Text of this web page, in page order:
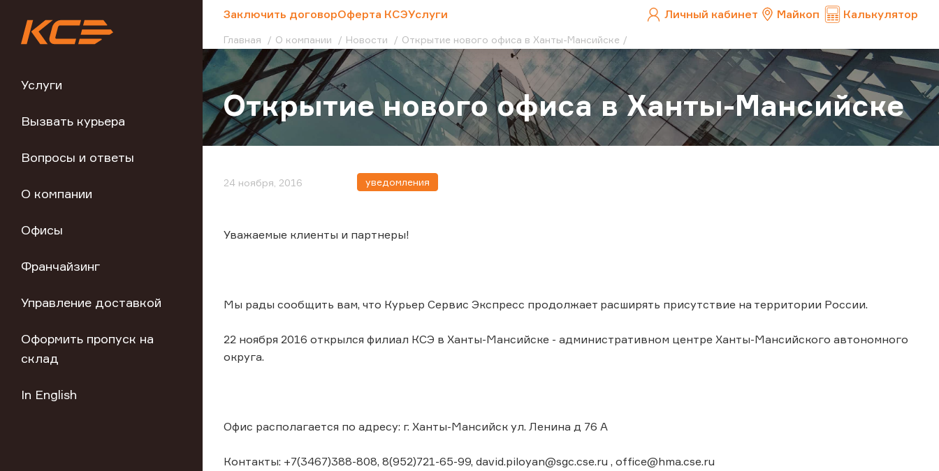
Услуги
Вызвать курьера
Вопросы и ответы
О компании
Офисы
Франчайзинг
Управление доставкой
Оформить пропуск на
склад
In English
Заключить договорОферта КСЭУслуги Личный кабинет Майкоп Калькулятор
Главная О компании Новости Открытие нового офиса в Ханты-Мансийске
Открытие нового офиса в Ханты-Мансийске
24 ноября, 2016 уведомления
Уважаемые клиенты и партнеры!
Мы рады сообщить вам, что Курьер Сервис Экспресс продолжает расширять присутствие на территории России.
22 ноября 2016 открылся филиал КСЭ в Ханты-Мансийске - административном центре Ханты-Мансийского автономного
округа.
Офис располагается по адресу: г. Ханты-Мансийск ул. Ленина д 76 А
Контакты: +7(3467)388-808, 8(952)721-65-99, david.piloyan@sgc.cse.ru , office@hma.cse.ru